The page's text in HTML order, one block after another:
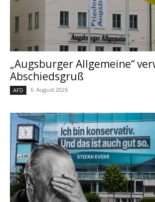
„Augsburger Allgemeine“
Abschiedsgruß
AFD 6. August 2026